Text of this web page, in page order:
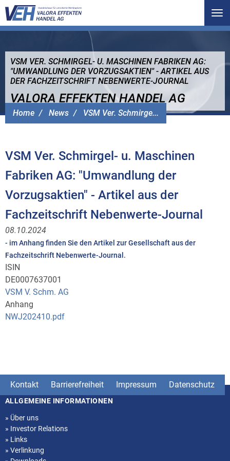
Home News VSM Ver. Schmirge...
VSM VER. SCHMIRGEL- U. MASCHINEN FABRIKEN AG:
"UMWANDLUNG DER VORZUGSAKTIEN" - ARTIKEL AUS
DER FACHZEITSCHRIFT NEBENWERTE-JOURNAL
VALORA EFFEKTEN HANDEL AG
VSM Ver. Schmirgel- u. Maschinen
Fabriken AG: "Umwandlung der
Vorzugsaktien" - Artikel aus der
Fachzeitschrift Nebenwerte-Journal
08.10.2024
- im Anhang finden Sie den Artikel zur Gesellschaft aus der
Fachzeitschrift Nebenwerte-Journal.
ISIN
DE0007637001
VSM V. Schm. AG
Anhang
NWJ202410.pdf
Kontakt Barrierefreiheit Impressum Datenschutz
Seitenstruktur
ALLGEMEINE INFORMATIONEN
» Über uns
» Investor Relations
» Links
» Verlinkung